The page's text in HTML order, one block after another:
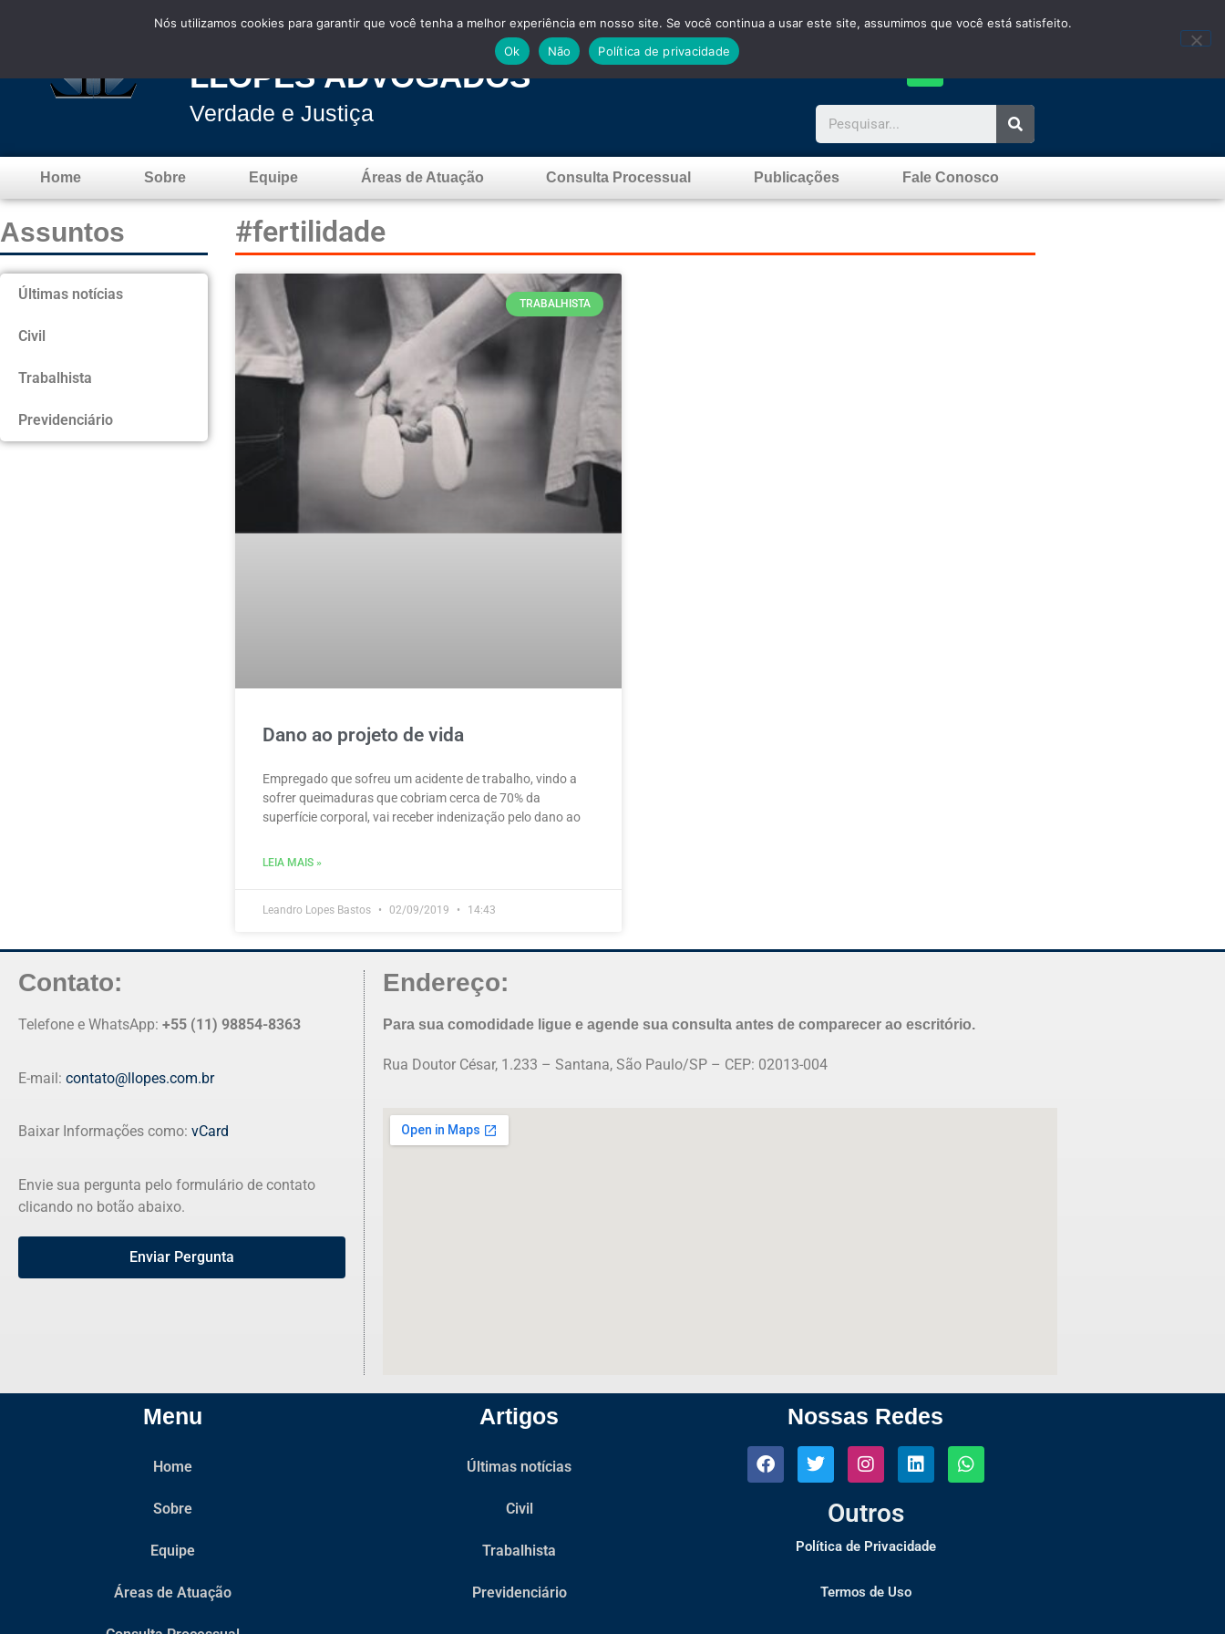
LLOPES ADVOGADOS
Verdade e Justiça
Home Sobre Equipe Áreas de Atuação Consulta Processual Publicações Fale Conosco
Assuntos
Últimas notícias
Civil
Trabalhista
Previdenciário
#fertilidade
TRABALHISTA
Dano ao projeto de vida
Empregado que sofreu um acidente de trabalho, vindo a
sofrer queimaduras que cobriam cerca de 70% da
superfície corporal, vai receber indenização pelo dano ao
LEIA MAIS »
Leandro Lopes Bastos 02/09/2019 14:43
Contato:
Telefone e WhatsApp: +55 (11) 98854-8363
E-mail: contato@llopes.com.br
Baixar Informações como: vCard
Envie sua pergunta pelo formulário de contato
clicando no botão abaixo.
Enviar Pergunta
Endereço:
Para sua comodidade ligue e agende sua consulta antes de comparecer ao escritório.
Rua Doutor César, 1.233 – Santana, São Paulo/SP – CEP: 02013-004
Menu
Home
Sobre
Equipe
Áreas de Atuação
Artigos
Últimas notícias
Civil
Trabalhista
Previdenciário
Nossas Redes
Outros
Política de Privacidade
Termos de Uso
Nós utilizamos cookies para garantir que você tenha a melhor experiência em nosso site. Se você continua a usar este site, assumimos que você está satisfeito.
Ok
Não Política de privacidade